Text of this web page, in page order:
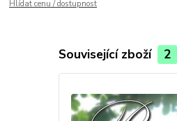
Hlídat cenu / dostupnost
Související zboží 2